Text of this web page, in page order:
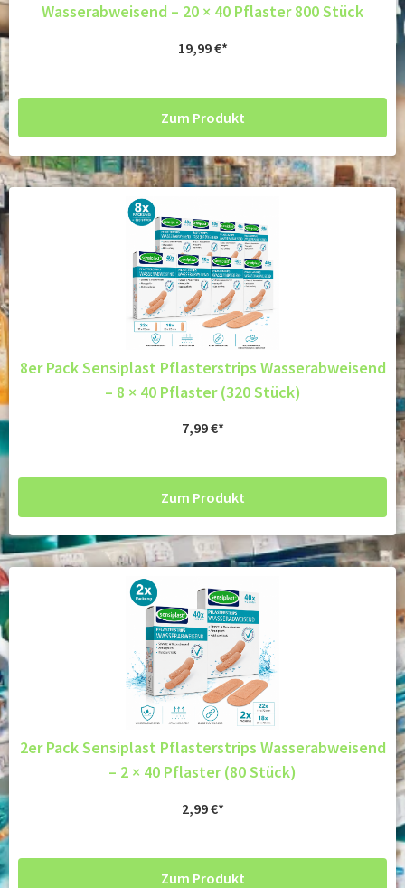
Wasserabweisend – 20 × 40 Pflaster 800 Stück
19,99€
Zum Produkt
8er Pack Sensiplast Pflasterstrips Wasserabweisend
– 8 × 40 Pflaster (320 Stück)
7,99€
Zum Produkt
2er Pack Sensiplast Pflasterstrips Wasserabweisend
– 2 × 40 Pflaster (80 Stück)
2,99€
Zum Produkt